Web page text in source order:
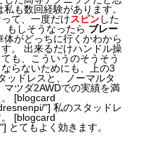
も数回経験があります。
て、一度だけスピンした
もしそうなったら ブレー
がどっちに行くかわから
。 出来るだけハンドル操
も、こういうのそうそう
らないためにも、上の3
ッドレスと、ノーマルタ
ツダ2AWDでの実績を満
[blogcard
"] 私のスタッドレ
[blogcard
とてもよく効きます。